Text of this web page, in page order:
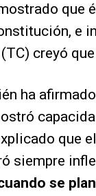
que
e
creyó
ha
que
siempre
se